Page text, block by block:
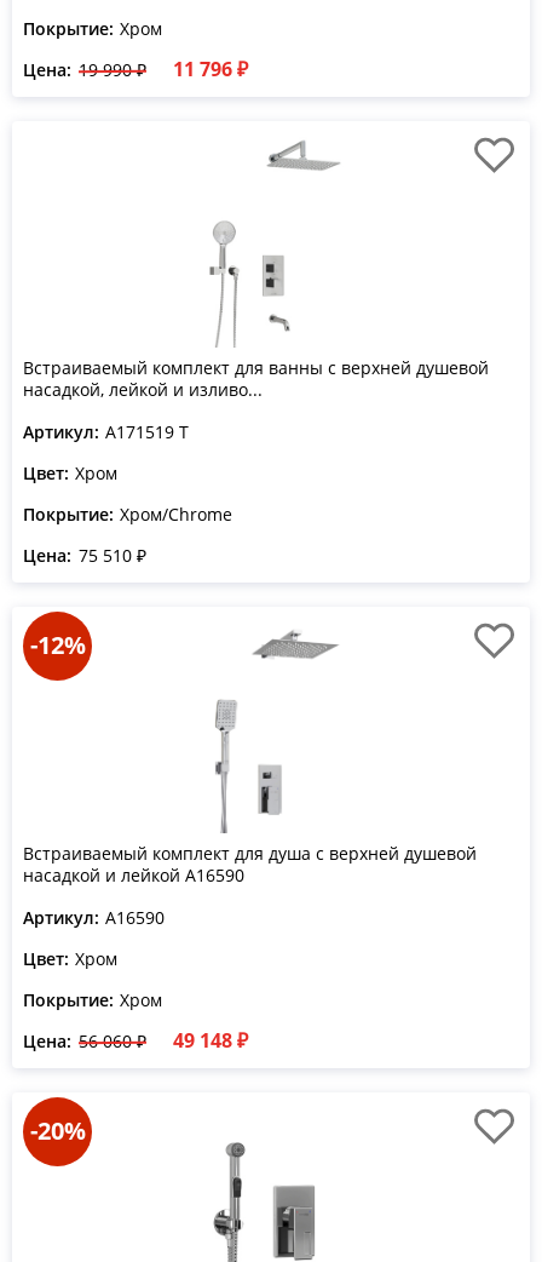
Покрытие: Хром
Цена: 19 990 ₽ 11 796 ₽
Встраиваемый комплект для ванны с верхней душевой
насадкой, лейкой и изливо...
Артикул: A171519 T
Цвет: Хром
Покрытие: Хром/Chrome
Цена: 75 510 ₽
-12%
Встраиваемый комплект для душа с верхней душевой
насадкой и лейкой A16590
Артикул: A16590
Цвет: Хром
Покрытие: Хром
Цена: 56 060 ₽ 49 148 ₽
-20%